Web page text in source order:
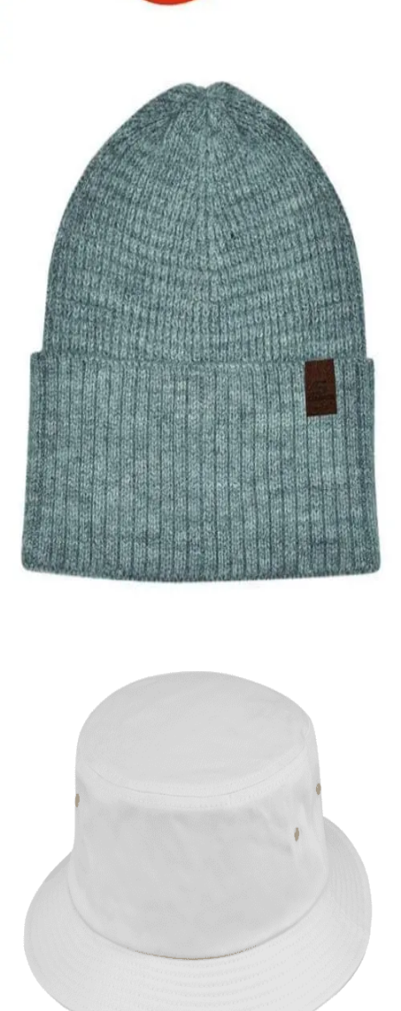
Quick View
Εξαντλημένο
ΑΝΔΡΙΚΑ ΣΚΟΥΦΙΑ
Ανδρικό σκουφί S exclusives
9,00€